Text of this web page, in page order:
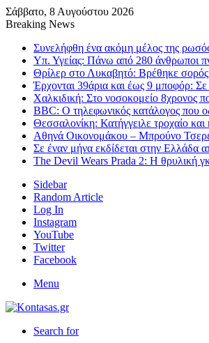
Σάββατο, 8 Αυγούστου 2026
Breaking News
Συνελήφθη ένα ακόμη μέλος της
Υπ. Υγείας: Πάνω από 280 άνθρωποι
Θρίλερ στο Λυκαβητό: Βρέθηκε
Έρχονται 39άρια και έως 9 μποφόρ: Σε
Χαλκιδική: Στο νοσοκομείο 8χρονος
BBC: Ο τηλεφωνικός κατάλογος που
Θεσσαλονίκη: Κατήγγειλε τροχαίο
Αθηνά Οικονομάκου – Μπρούνο
Σε έναν μήνα εκδίδεται στην Ελλάδα
The Devil Wears Prada 2: Η θρυλική
Sidebar
Random Article
Log In
Instagram
YouTube
Twitter
Facebook
Menu
Search for